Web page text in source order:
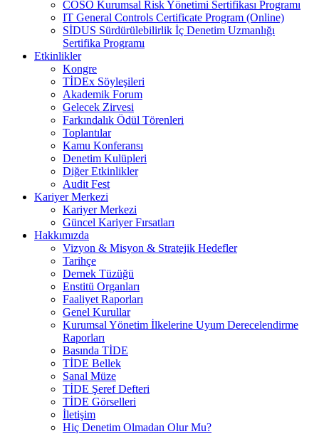
COSO Kurumsal Risk Yönetimi Sertifikası Programı
IT General Controls Certificate Program (Online)
SİDUS Sürdürülebilirlik İç Denetim Uzmanlığı
Sertifika Programı
Etkinlikler
Kongre
TİDEx Söyleşileri
Akademik Forum
Gelecek Zirvesi
Farkındalık Ödül Törenleri
Toplantılar
Kamu Konferansı
Denetim Kulüpleri
Diğer Etkinlikler
Audit Fest
Kariyer Merkezi
Kariyer Merkezi
Güncel Kariyer Fırsatları
Hakkımızda
Vizyon & Misyon & Stratejik Hedefler
Tarihçe
Dernek Tüzüğü
Enstitü Organları
Faaliyet Raporları
Genel Kurullar
Kurumsal Yönetim İlkelerine Uyum Derecelendirme
Raporları
Basında TİDE
TİDE Bellek
Sanal Müze
TİDE Şeref Defteri
TİDE Görselleri
İletişim
Hiç Denetim Olmadan Olur Mu?